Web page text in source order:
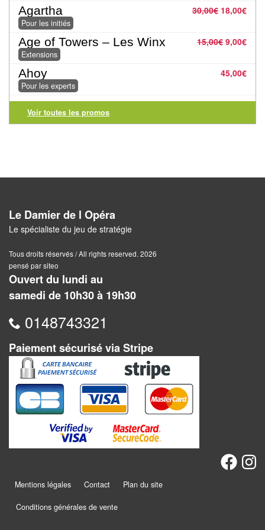
Pour
les
enfants
Pour
la
famille
Pour
Pour
experts
En
solitaire
Pour
2
Coopératif
Gestion
Escape
/
Jeux
évolutifs
30,00€ 18,00€
Agartha
Pour les initiés
15,00€ 9,00€
Age of Towers – Les Winx
Extensions
45,00€
Ahoy
Pour les experts
Voir toutes les promos
Le Damier de l Opéra
Le spécialiste du jeu de stratégie
Tous droits réservés / All rights reserved. 2026
pensé par siteo
Ouvert du lundi au
samedi de 10h30 à 19h30
0148743321
Paiement sécurisé via Stripe
Mentions légales Contact Plan du site
Conditions générales de vente